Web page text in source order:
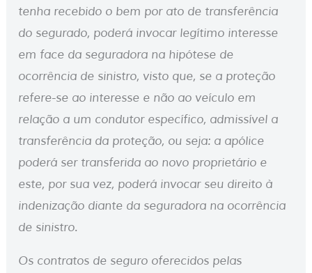
tenha recebido o bem por ato de transferência
do segurado, poderá invocar legítimo interesse
em face da seguradora na hipótese de
ocorrência de sinistro, visto que, se a proteção
refere-se ao interesse e não ao veículo em
relação a um condutor específico, admissível a
transferência da proteção, ou seja: a apólice
poderá ser transferida ao novo proprietário e
este, por sua vez, poderá invocar seu direito à
indenização diante da seguradora na ocorrência
de sinistro.
Os contratos de seguro oferecidos pelas